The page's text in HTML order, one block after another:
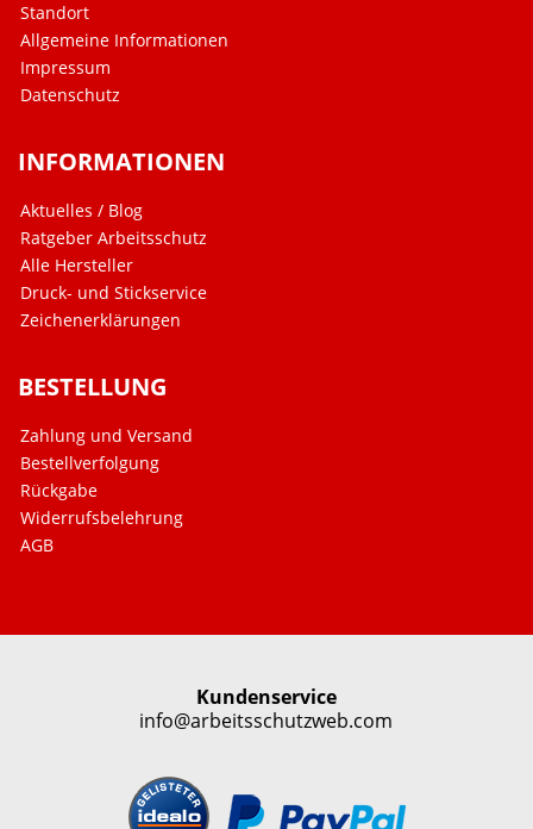
Standort
Allgemeine Informationen
Impressum
Datenschutz
INFORMATIONEN
Aktuelles / Blog
Ratgeber Arbeitsschutz
Alle Hersteller
Druck- und Stickservice
Zeichenerklärungen
BESTELLUNG
Zahlung und Versand
Bestellverfolgung
Rückgabe
Widerrufsbelehrung
AGB
Kundenservice
info@arbeitsschutzweb.com